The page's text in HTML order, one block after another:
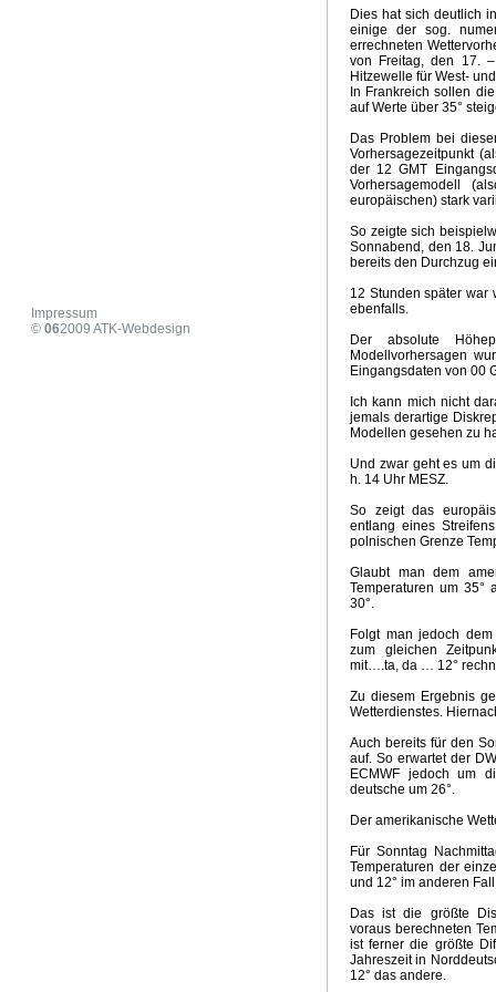
Wintervorhersage 2024/
Zusammenbruch der Ampelkoalition
US Wahlen 2024
Aus vom Verbrenneraus
Wie realistisch ist Net - Zero
Neoliberalismuns und Klimawandel
Klimaaktivismus,
Klimaschutz Projekt der Eliten
Der Anti Arbeiter- und
Zirkulationeanomalien und Klimaschwankungen in
Stromrationierung für Wärmepumpen und Elektroautos
Heizhammer - CO2 und Kosteneinsparung
Risse im
Irrationale Klima- und Energiepolitik
Hitzepanik in den
Sommer 2023 Zwischenbilanz
Verlogener
Habecks Sieg - Niederlage
Grüner Angriff auf die Mitte der
Klimapropaganda und
Weiße Weihnachten
Kohle -
Klimapropaganda pur
Wirkungsloses EU Ölembargo gegen Russland
24. Februar 2022
Umweltzerstörung
Net Zero 2050 - Weltwirtschaftskrise
Emissionshandel
Hochwasserkatastrophe in Südwestdeutschland
Mit Turbo in die Klimadiktatur
Klimapolitik US Präsident Biden
Zukunft der
Märchenstunde Klimaneutralität 2050
Update
Gefährlichster Mann
Die
Die Klima - Illusion
Zynismus der Klimapolitik
Klimawahn im Hyperdrive
Schlechte Nachrichten für Greta
Brave new green world
Nur 10 Jahre Zeit
Unaufhaltsamer Siegeszug der Kohle
Retter vor der
Land der Grünen Illusionen
Die
Meinungsmache und Klimarevisionismus
Fake Science
Die Ökodiktatur
Liebesgrüsse aus
Witterungsextreme und Klimawandel
GROKO
Fake News Hurricane
Wärmere
Impressum
© 062009 ATK-Webdesign
Dies hat sich deutlich
einige der sog.
errechneten
von Freitag, den 17.
Hitzewelle für West-
In Frankreich sollen
auf Werte über 35°
Das Problem bei
Vorhersagezeitpunkt
der 12 GMT
Vorhersagemodell
europäischen) stark
So zeigte sich
Sonnabend, den 18.
bereits den Durchzug
12 Stunden später
ebenfalls.
Der absolute
Modellvorhersagen
Eingangsdaten von 00
Ich kann mich nicht
jemals derartige
Modellen gesehen zu
Und zwar geht es um
h. 14 Uhr MESZ.
So zeigt das
entlang eines
polnischen Grenze
Glaubt man dem
Temperaturen um 35°
30°.
Folgt man jedoch
zum gleichen
mit….ta, da … 12°
Zu diesem Ergebnis
Wetterdienstes.
Auch bereits für den
auf. So erwartet der
ECMWF jedoch um
deutsche um 26°.
Der amerikanische
Für Sonntag
Temperaturen der
und 12° im anderen
Das ist die größte
voraus berechneten
ist ferner die größte
Jahreszeit in
12° das andere.